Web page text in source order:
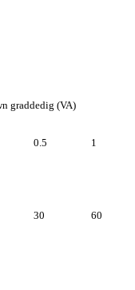
graddedig (VA)
0.5 1
30 60